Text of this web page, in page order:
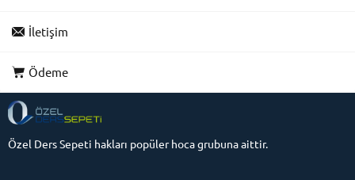
İletişim
Ödeme
Özel Ders Sepeti hakları popüler hoca grubuna aittir.